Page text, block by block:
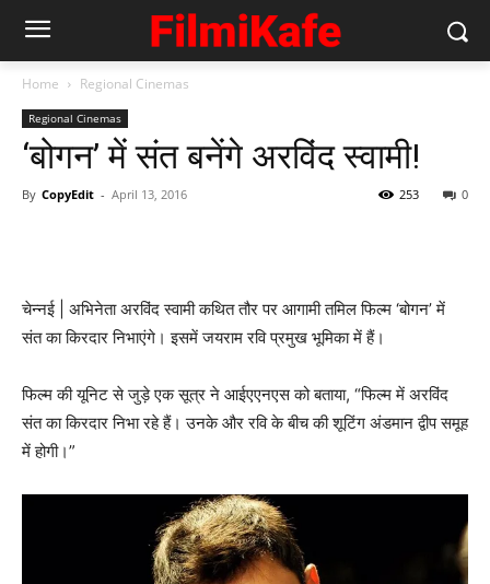
Home Regional Cinemas
Regional Cinemas
‘बोगन’ में संत बनेंगे अरविंद स्वामी!
By CopyEdit - April 13, 2016 0
253
चेन्नई | अभिनेता अरविंद स्वामी कथित तौर पर आगामी तमिल फिल्म ‘बोगन’ में
संत का किरदार निभाएंगे। इसमें जयराम रवि प्रमुख भूमिका में हैं।
फिल्म की यूनिट से जुड़े एक सूत्र ने आईएएनएस को बताया, “फिल्म में अरविंद
संत का किरदार निभा रहे हैं। उनके और रवि के बीच की शूटिंग अंडमान द्वीप समूह
में होगी।”